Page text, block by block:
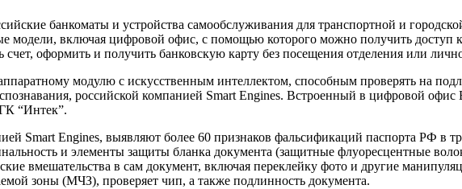
банкоматы и устройства самообслуживания для транспортной и
модели, включая цифровой офис, с помощью которого можно получить доступ
оформить и получить банковскую карту без посещения отделения или
модулю с искусственным интеллектом, способным проверять на
российской компанией Smart Engines. Встроенный в цифровой офис
“Интек”.
Smart Engines, выявляют более 60 признаков фальсификаций паспорта РФ в
и элементы защиты бланка документа (защитные флуоресцентные
вмешательства в сам документ, включая переклейку фото и другие
зоны (МЧЗ), проверяет чип, а также подлинность документа.